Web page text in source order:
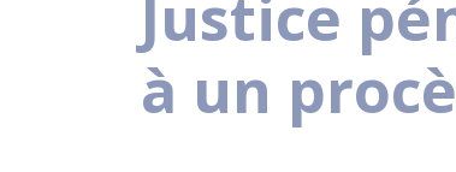
Justice
à un